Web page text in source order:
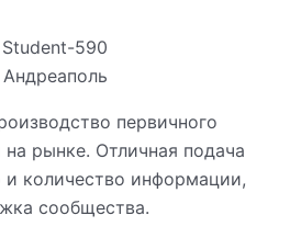
Student-590
Андреаполь
первичного
рынке. Отличная подача
и количество информации,
сообщества.